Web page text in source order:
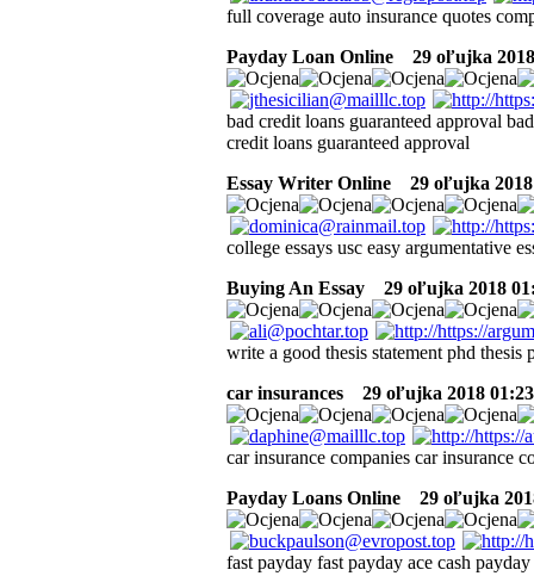
full coverage auto insurance quotes
Payday Loan Online
29 oľujka
bad credit loans guaranteed approval
credit loans guaranteed approval
Essay Writer Online
29 oľujka
college essays usc easy argumentative
Buying An Essay
29 oľujka 2018
write a good thesis statement phd thesis
car insurances
29 oľujka 2018
car insurance companies car insurance
Payday Loans Online
29 oľujka
fast payday fast payday ace cash